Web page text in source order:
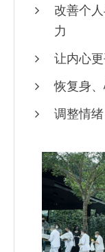
改善个
力
让内心
恢复身
调整情绪